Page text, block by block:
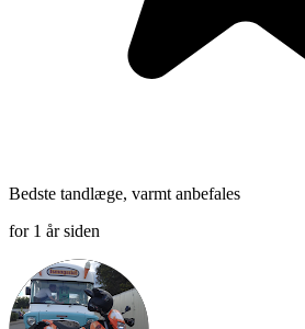
Bedste tandlæge, varmt anbefales
for 1 år siden